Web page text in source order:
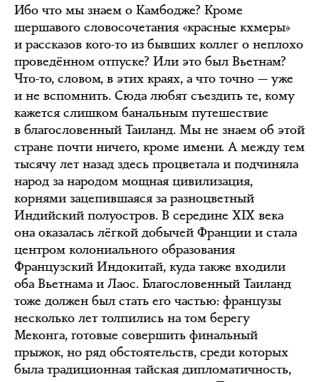
Ибо что мы знаем о Камбодже? Кроме
шершавого словосочетания «красные кхмеры»
и рассказов кого-то из бывших коллег о неплохо
проведённом отпуске? Или это был Вьетнам?
Что-то, словом, в этих краях, а что точно — уже
и не вспомнить. Сюда любят съездить те, кому
кажется слишком банальным путешествие
в благословенный Таиланд. Мы не знаем об этой
стране почти ничего, кроме имени. А между тем
тысячу лет назад здесь процветала и подчиняла
народ за народом мощная цивилизация,
корнями зацепившаяся за разноцветный
Индийский полуостров. В середине XIX века
она оказалась лёгкой добычей Франции и стала
центром колониального образования
Французский Индокитай, куда также входили
оба Вьетнама и Лаос. Благословенный Таиланд
тоже должен был стать его частью: французы
несколько лет толпились на том берегу
Меконга, готовые совершить финальный
прыжок, но ряд обстоятельств, среди которых
была традиционная тайская дипломатичность,